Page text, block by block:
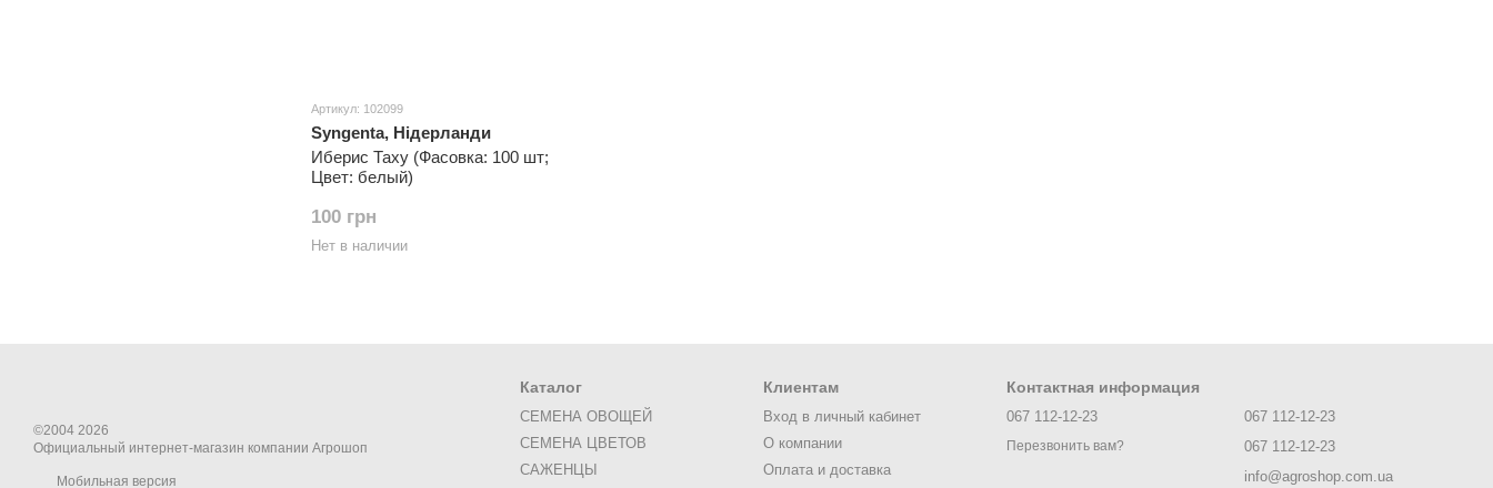
Артикул: 102099
Syngenta, Нідерланди
Иберис Таху (Фасовка: 100 шт;
Цвет: белый)
100 грн
Нет в наличии
©2004 2026
Официальный интернет-магазин компании Агрошоп
Мобильная версия
Каталог
СЕМЕНА ОВОЩЕЙ
СЕМЕНА ЦВЕТОВ
САЖЕНЦЫ
Клиентам
Вход в личный кабинет
О компании
Оплата и доставка
Контактная информация
067 112-12-23
Перезвонить вам?
067 112-12-23
067 112-12-23
info@agroshop.com.ua